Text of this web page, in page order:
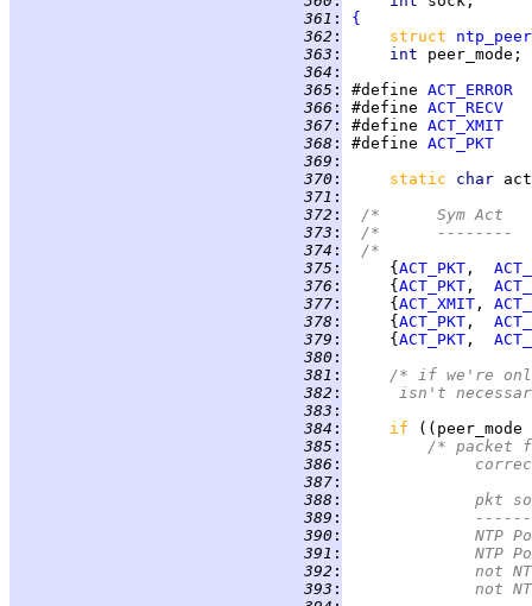
361 :
{
362 : struct ntp_peer
363 : int
364 :
365 : #define ACT_ERROR
366 : #define ACT_RECV
367 : #define ACT_XMIT
368 : #define ACT_PKT
369 :
370 : static char
371 :
372 :
/*      Sym Act
373 :
/*      --------
374 :
/*
375 :
     {
ACT_PKT ,
376 :
     {
ACT_PKT ,
377 :
     {
ACT_XMIT ,
378 :
     {
ACT_PKT ,
379 :
     {
ACT_PKT ,
380 :
381 :
/* if we're
382 :
isn't
383 :
384 : if
385 :
/* packet
386 :
387 :
388 :
389 :
390 :
391 :
392 :
393 :